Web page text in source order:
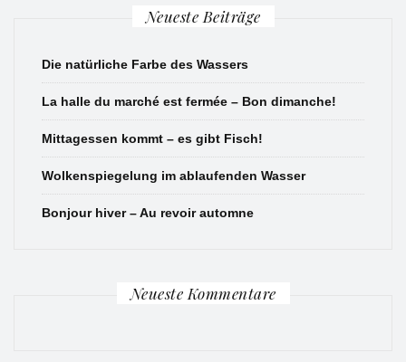
Neueste Beiträge
Die natürliche Farbe des Wassers
La halle du marché est fermée – Bon dimanche!
Mittagessen kommt – es gibt Fisch!
Wolkenspiegelung im ablaufenden Wasser
Bonjour hiver – Au revoir automne
Neueste Kommentare